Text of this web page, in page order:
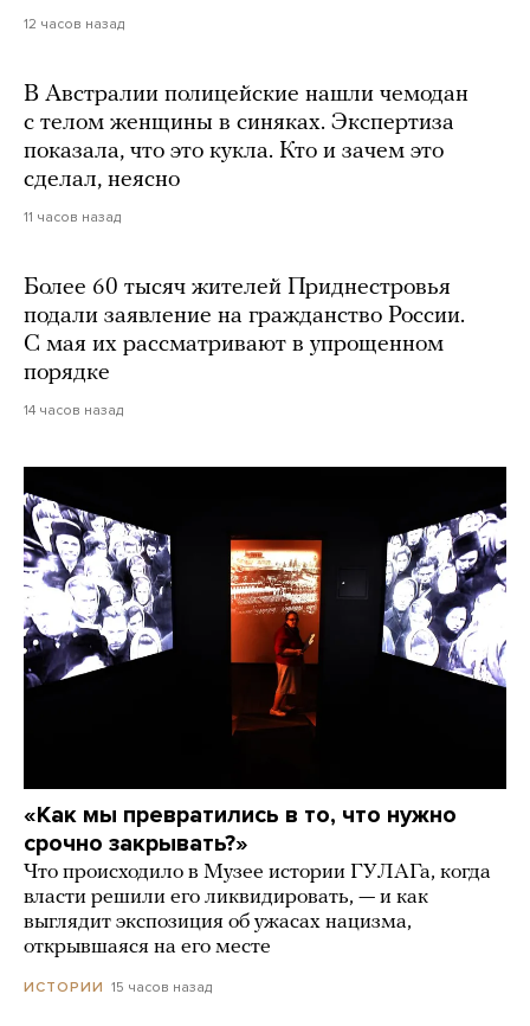
12 часов назад
В Австралии полицейские нашли чемодан
с телом женщины в синяках. Экспертиза
показала, что это кукла. Кто и зачем это
сделал, неясно
11 часов назад
Более 60 тысяч жителей Приднестровья
подали заявление на гражданство России.
С мая их рассматривают в упрощенном
порядке
14 часов назад
«Как мы превратились в то, что нужно
срочно закрывать?»
Что происходило в Музее истории ГУЛАГа, когда
власти решили его ликвидировать, — и как
выглядит экспозиция об ужасах нацизма,
открывшаяся на его месте
ИСТОРИИ 15 часов назад